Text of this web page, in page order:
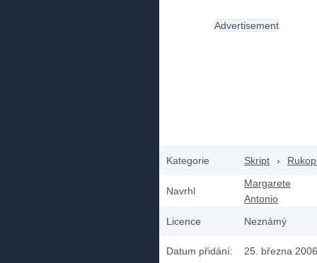
Kategorie Skript ›
Navrhl
Margarete
Antonio
Licence
Neznámý
Datum přidání: 25. března 2006
Advertisement